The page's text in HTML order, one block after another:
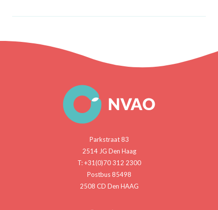
Parkstraat 83
2514 JG Den Haag
T: +31(0)70 312 2300
Postbus 85498
2508 CD Den HAAG